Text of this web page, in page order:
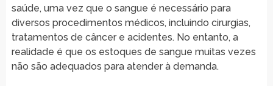
saúde, uma vez que o sangue é necessário para
diversos procedimentos médicos, incluindo cirurgias,
tratamentos de câncer e acidentes. No entanto, a
realidade é que os estoques de sangue muitas vezes
não são adequados para atender à demanda.